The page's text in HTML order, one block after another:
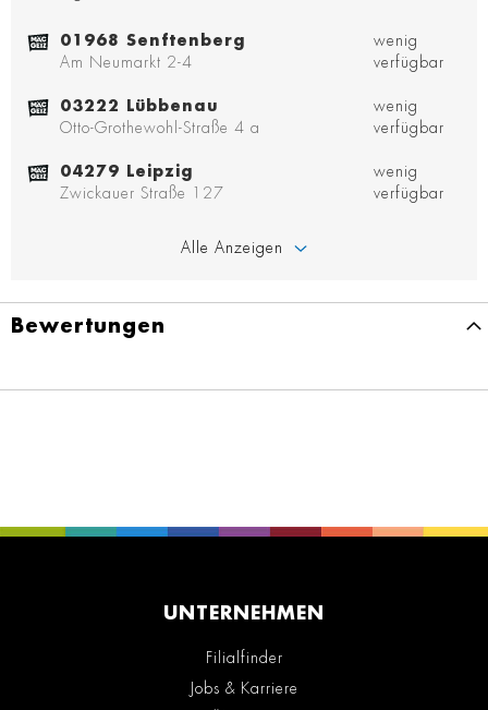
01968 Senftenberg
Am Neumarkt 2-4
wenig
verfügbar
03222 Lübbenau
Otto-Grothewohl-Straße 4 a
wenig
verfügbar
04279 Leipzig
Zwickauer Straße 127
wenig
verfügbar
Alle Anzeigen
Bewertungen
UNTERNEHMEN
Filialfinder
Jobs & Karriere